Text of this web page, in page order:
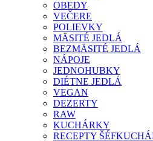
OBEDY
VEČERE
POLIEVKY
MÄSITÉ JEDLÁ
BEZMÄSITÉ JEDLÁ
NÁPOJE
JEDNOHUBKY
DIÉTNE JEDLÁ
VEGAN
DEZERTY
RAW
KUCHÁRKY
RECEPTY